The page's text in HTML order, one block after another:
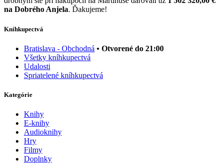
na Dobrého Anjela. Ďakujeme!
Kníhkupectvá
Bratislava - Obchodná • Otvorené do 21:00
Všetky kníhkupectvá
Udalosti
Spriatelené kníhkupectvá
Kategórie
Knihy
E-knihy
Audioknihy
Hry
Filmy
Doplnky